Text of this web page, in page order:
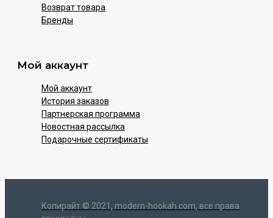
Возврат товара
Бренды
Мой аккаунт
Мой аккаунт
История заказов
Партнерская программа
Новостная рассылка
Подарочные сертификаты
Копирайт © 2021, modern-hookah.com, все права